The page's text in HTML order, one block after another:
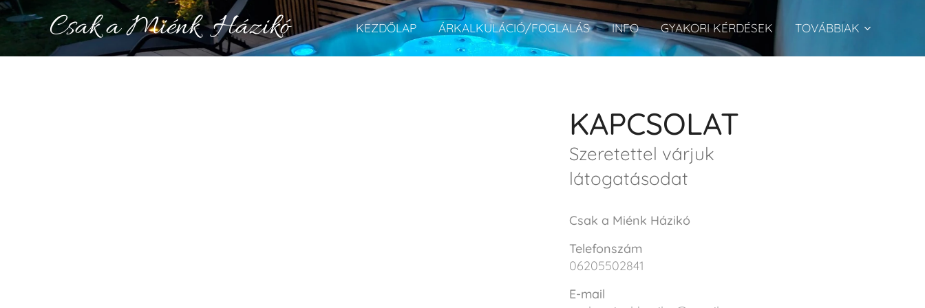
Csak a Miénk Házikó KEZDŐLAP ÁRKALKULÁCIÓ/FOGLALÁS INFO GYAKORI KÉRDÉSEK TOVÁBBIAK
KAPCSOLAT
Szeretettel várjuk
látogatásodat
Csak a Miénk Házikó
Telefonszám
06205502841
E-mail